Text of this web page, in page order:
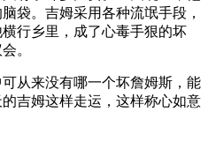
袋。吉姆采用各种流氓手段，
行乡里，成了心毒手狠的坏
。
从来没有哪一个坏詹姆斯，能
吉姆这样走运，这样称心如意